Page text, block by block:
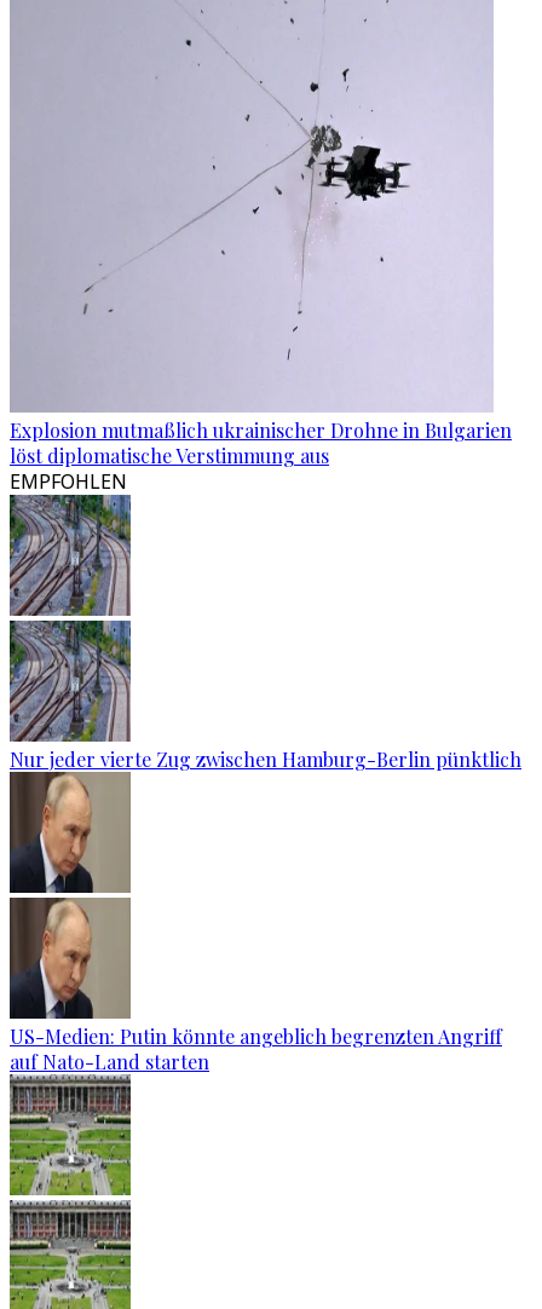
Explosion mutmaßlich ukrainischer Drohne in Bulgarien
löst diplomatische Verstimmung aus
EMPFOHLEN
Nur jeder vierte Zug zwischen Hamburg-Berlin pünktlich
US-Medien: Putin könnte angeblich begrenzten Angriff
auf Nato-Land starten